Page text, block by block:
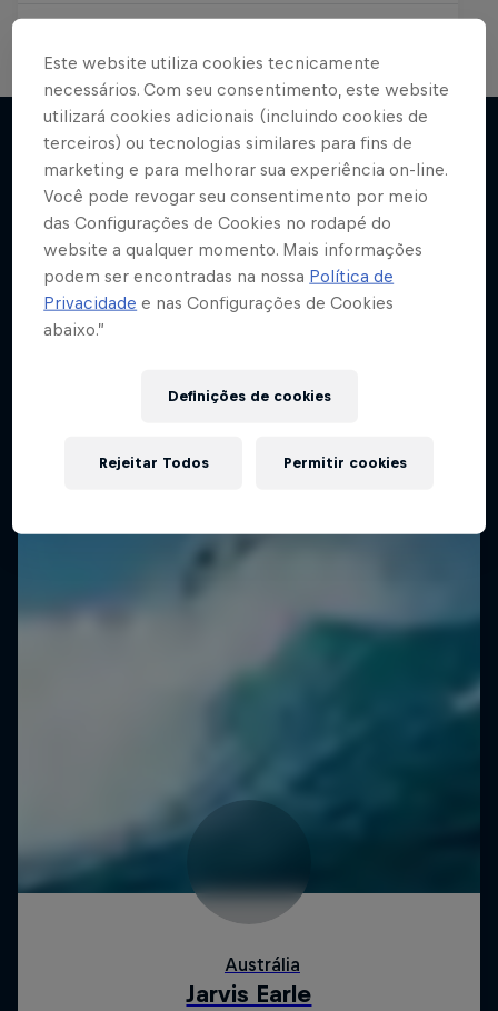
Mais
Beneath the Surface
Procurando ondas enormes no Atlântico para
surfar
Este website utiliza cookies tecnicamente
necessários. Com seu consentimento, este website
utilizará cookies adicionais (incluindo cookies de
terceiros) ou tecnologias similares para fins de
marketing e para melhorar sua experiência on-line.
Você pode revogar seu consentimento por meio
das Configurações de Cookies no rodapé do
website a qualquer momento. Mais informações
podem ser encontradas na nossa Política de
Privacidade e nas Configurações de Cookies
abaixo.”
Definições de cookies
Rejeitar Todos Permitir cookies